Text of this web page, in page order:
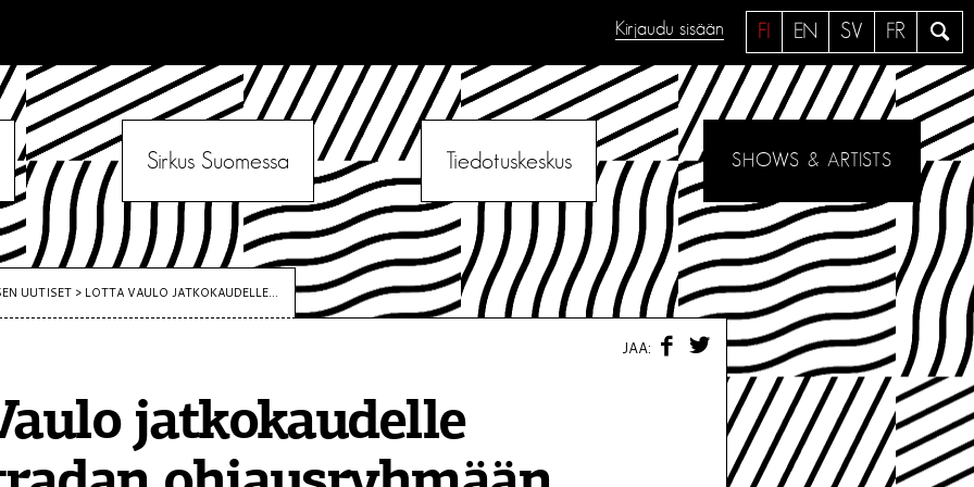
a
e
FI EN SV FR
Kirjaudu sisään
Sirkus Suomessa Tiedotuskeskus SHOWS & ARTISTS
UUTISET > LOTTA VAULO JATKOKAUDELLE...
jatkokaudelle
JAA:
F
W